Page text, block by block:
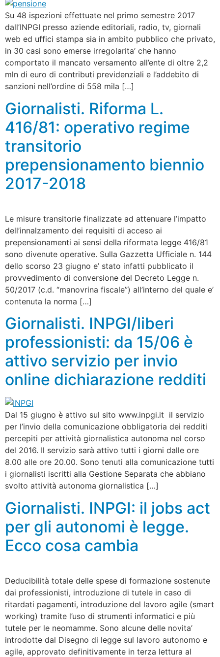
Su 48 ispezioni effettuate nel primo semestre 2017
dall’INPGI presso aziende editoriali, radio, tv, giornali
web ed uffici stampa sia in ambito pubblico che privato,
in 30 casi sono emerse irregolarita’ che hanno
comportato il mancato versamento all’ente di oltre 2,2
mln di euro di contributi previdenziali e l’addebito di
sanzioni nell’ordine di 558 mila […]
Giornalisti. Riforma L.
416/81: operativo regime
transitorio
prepensionamento biennio
2017-2018
Le misure transitorie finalizzate ad attenuare l’impatto
dell’innalzamento dei requisiti di acceso ai
prepensionamenti ai sensi della riformata legge 416/81
sono divenute operative. Sulla Gazzetta Ufficiale n. 144
dello scorso 23 giugno e’ stato infatti pubblicato il
provvedimento di conversione del Decreto Legge n.
50/2017 (c.d. “manovrina fiscale”) all’interno del quale e’
contenuta la norma […]
Giornalisti. INPGI/liberi
professionisti: da 15/06 è
attivo servizio per invio
online dichiarazione redditi
Dal 15 giugno è attivo sul sito www.inpgi.it il servizio
per l’invio della comunicazione obbligatoria dei redditi
percepiti per attività giornalistica autonoma nel corso
del 2016. Il servizio sarà attivo tutti i giorni dalle ore
8.00 alle ore 20.00. Sono tenuti alla comunicazione tutti
i giornalisti iscritti alla Gestione Separata che abbiano
svolto attività autonoma giornalistica […]
Giornalisti. INPGI: il jobs act
per gli autonomi è legge.
Ecco cosa cambia
Deducibilità totale delle spese di formazione sostenute
dai professionisti, introduzione di tutele in caso di
ritardati pagamenti, introduzione del lavoro agile (smart
working) tramite l’uso di strumenti informatici e più
tutele per le neomamme. Sono alcune delle novita’
introdotte dal Disegno di legge sul lavoro autonomo e
agile, approvato definitivamente in terza lettura al